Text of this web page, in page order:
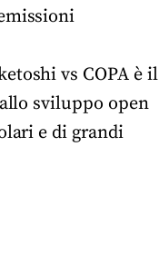
vs COPA è il
sviluppo open
e di grandi